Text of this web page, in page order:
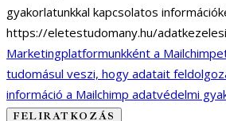
gyakorlatunkkal kapcsolatos
https://eletestudomany.hu/
Marketingplatformunkként a
tudomásul veszi, hogy adatait
információ a Mailchimp adatvédelmi